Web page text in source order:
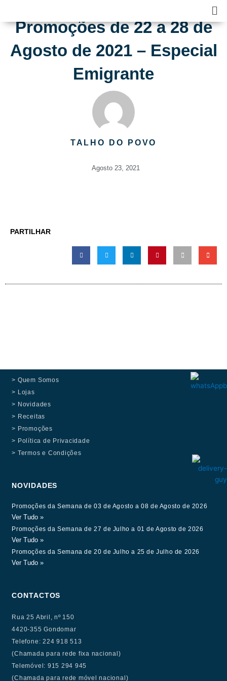
contentPromoções de 22 a 28 de
Agosto de 2021 – Especial
Emigrante
TALHO DO POVO
Agosto 23, 2021
PARTILHAR
> Quem Somos
> Lojas
> Novidades
> Receitas
> Promoções
> Política de Privacidade
> Termos e Condições
NOVIDADES
Promoções da Semana de 03 de Agosto a 08 de Agosto de 2026
Ver Tudo »
Promoções da Semana de 27 de Julho a 01 de Agosto de 2026
Ver Tudo »
Promoções da Semana de 20 de Julho a 25 de Julho de 2026
Ver Tudo »
CONTACTOS
Rua 25 Abril, nº 150
4420-355 Gondomar
Telefone: 224 918 513
(Chamada para rede fixa nacional)
Telemóvel: 915 294 945
(Chamada para rede móvel nacional)